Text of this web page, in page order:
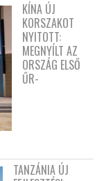
KÍNA ÚJ
KORSZAKOT
NYITOTT:
MEGNYÍLT AZ
ORSZÁG ELSŐ
ŰR-
TANZÁNIA ÚJ